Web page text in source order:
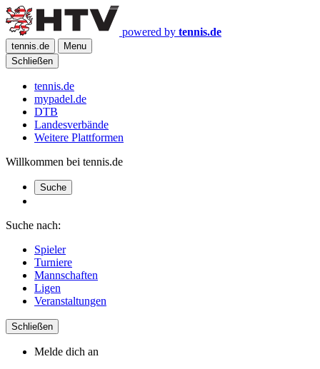
powered by tennis.de
tennis.de
Menu
Schließen
tennis.de
mypadel.de
DTB
Landesverbände
Weitere Plattformen
Willkommen bei tennis.de
Suche
Suche nach:
Spieler
Turniere
Mannschaften
Ligen
Veranstaltungen
Schließen
Melde dich an